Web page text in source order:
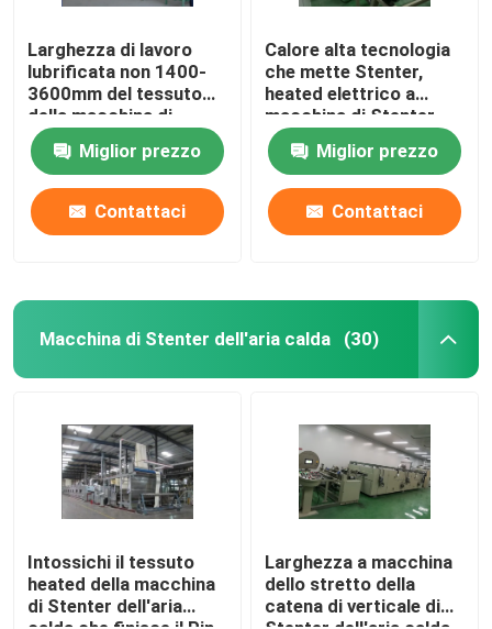
Larghezza di lavoro
lubrificata non 1400-
3600mm del tessuto
della macchina di
Stenter del tessuto
della ferroviaMiglior prezzo
Contattaci
Calore alta tecnologia
che mette Stenter,
heated elettrico a
macchina di Stenter
del tessuto
Miglior prezzo
Contattaci
Macchina di Stenter dell'aria calda (30)
Intossichi il tessuto
heated della macchina
di Stenter dell'aria
Larghezza a macchina
dello stretto della
catena di verticale di